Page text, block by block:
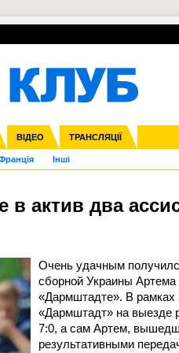
ВІДЕО ТРАНСЛЯЦІЇ
ліга Кубок України Молодіжка
Ліга націй Ліга конференцій
Інші
ЧЄ-2015 (U-21)
УПЛ-ПЕРЕХОДИ
в актив два
Очень удачным
сборной Украины
«Дармштадте». В рамках
«Дармштадт» на выезде
7:0, а сам Артем,
результативными